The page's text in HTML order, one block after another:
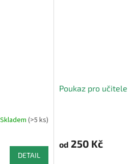
Skladem (>5 ks)
DETAIL
Poukaz pro učitele
od 250 Kč